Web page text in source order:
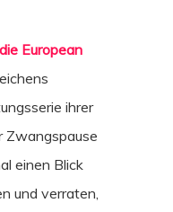
die European
ihrer
Zwangspause
einen Blick
und verraten,